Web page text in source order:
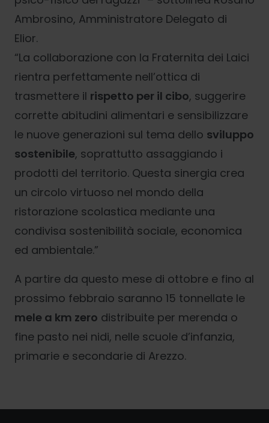
Ambrosino, Amministratore Delegato di
Elior.
“La collaborazione con la Fraternita dei Laici
rientra perfettamente nell’ottica di
trasmettere il rispetto per il cibo, suggerire
corrette abitudini alimentari e sensibilizzare
le nuove generazioni sul tema dello sviluppo
sostenibile, soprattutto assaggiando i
prodotti del territorio. Questa sinergia crea
un circolo virtuoso nel mondo della
ristorazione scolastica mediante una
condivisa sostenibilità sociale, economica
ed ambientale.”
A partire da questo mese di ottobre e fino al
prossimo febbraio saranno 15 tonnellate le
mele a km zero distribuite per merenda o
fine pasto nei nidi, nelle scuole d’infanzia,
primarie e secondarie di Arezzo.